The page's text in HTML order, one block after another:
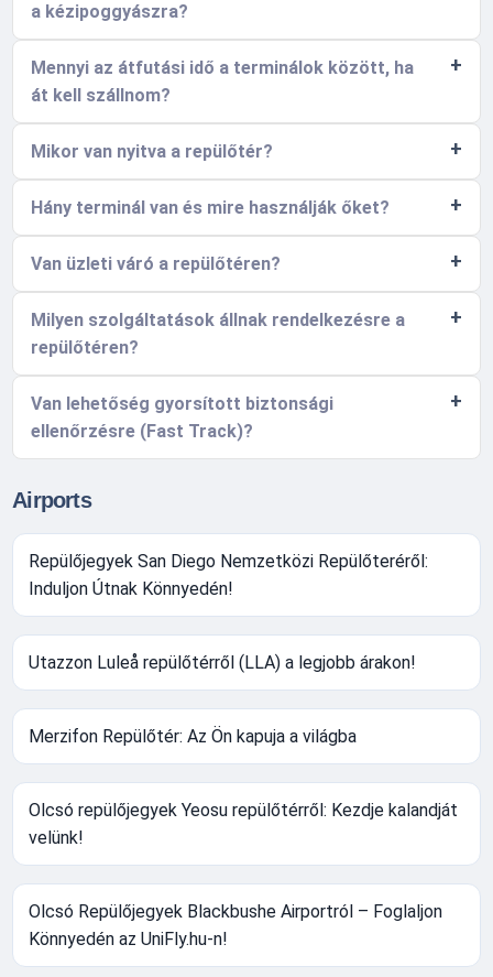
a kézipoggyászra?
Mennyi az átfutási idő a terminálok között, ha
át kell szállnom?
Mikor van nyitva a repülőtér?
Hány terminál van és mire használják őket?
Van üzleti váró a repülőtéren?
Milyen szolgáltatások állnak rendelkezésre a
repülőtéren?
Van lehetőség gyorsított biztonsági
ellenőrzésre (Fast Track)?
Airports
Repülőjegyek San Diego Nemzetközi Repülőteréről:
Induljon Útnak Könnyedén!
Utazzon Luleå repülőtérről (LLA) a legjobb árakon!
Merzifon Repülőtér: Az Ön kapuja a világba
Olcsó repülőjegyek Yeosu repülőtérről: Kezdje kalandját
velünk!
Olcsó Repülőjegyek Blackbushe Airportról – Foglaljon
Könnyedén az UniFly.hu-n!